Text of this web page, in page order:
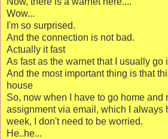
Wow...
I'm so surprised.
And the connection is not bad.
Actually it fast
As fast as the warnet that I usually go
And the most important thing is that
house
So, now when I have to go home and
assignment via email, which I always
week, I don't need to be worried.
He..he...